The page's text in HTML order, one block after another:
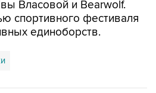
Власовой и Bearwolf.
спортивного фестиваля
единоборств.